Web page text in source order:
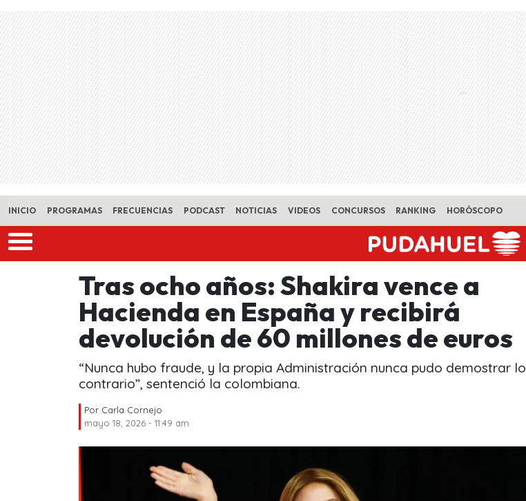
Skip to main content
INICIO PROGRAMAS FRECUENCIAS PODCAST NOTICIAS VIDEOS CONCURSOS RANKING HORÓSCOPO
Tras ocho años: Shakira vence a
Hacienda en España y recibirá
devolución de 60 millones de euros
“Nunca hubo fraude, y la propia Administración nunca pudo demostrar lo
contrario”, sentenció la colombiana.
Por Carla Cornejo
mayo 18, 2026 - 11:49 am